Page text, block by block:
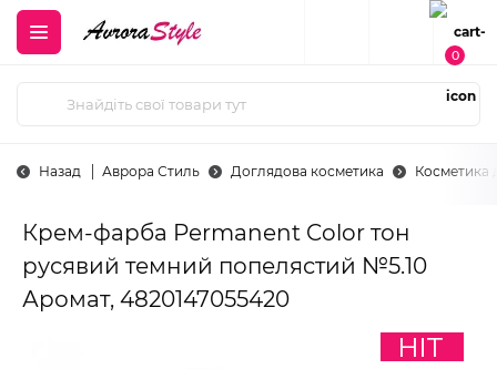
0
Назад Аврора Стиль Доглядова косметика Косметика
Крем-фарба Permanent Color тон
русявий темний попелястий №5.10
Аромат, 4820147055420